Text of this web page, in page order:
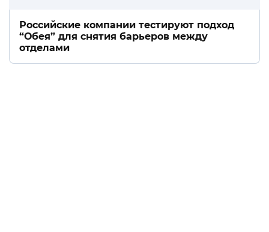
Российские компании тестируют подход
“Обея” для снятия барьеров между
отделами